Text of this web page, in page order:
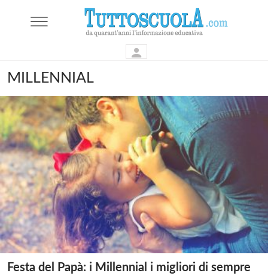
MILLENNIAL
Festa del Papà: i Millennial i migliori di sempre